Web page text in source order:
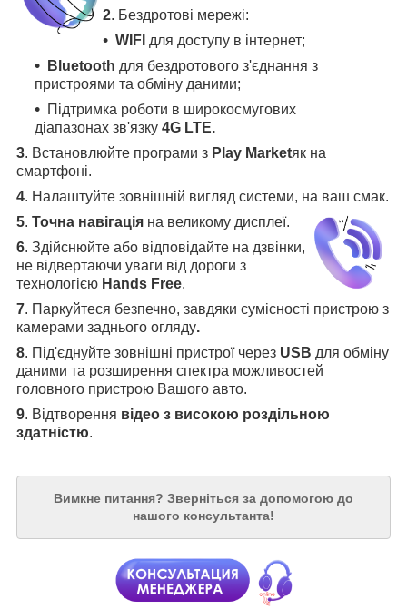
2. Бездротові мережі:
WIFI для доступу в інтернет;
Bluetooth для бездротового з'єднання з
пристроями та обміну даними;
Підтримка роботи в широкосмугових
діапазонах зв'язку 4G LTE.
3. Встановлюйте програми з Play Marketяк на
смартфоні.
4. Налаштуйте зовнішній вигляд системи, на ваш смак.
5. Точна навігація на великому дисплеї.
6. Здійснюйте або відповідайте на дзвінки,
не відвертаючи уваги від дороги з
технологією Hands Free.
7. Паркуйтеся безпечно, завдяки сумісності пристрою з
камерами заднього огляду.
8. Під'єднуйте зовнішні пристрої через USB для обміну
даними та розширення спектра можливостей
головного пристрою Вашого авто.
9. Відтворення відео з високою роздільною
здатністю.
Вимкне питання? Зверніться за допомогою до
нашого консультанта!